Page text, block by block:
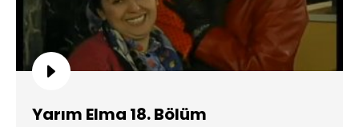
Yarım Elma 18. Bölüm